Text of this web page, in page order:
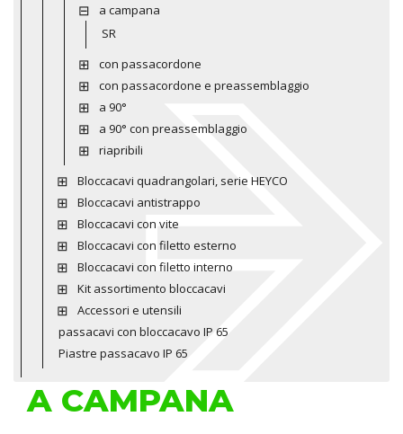
a campana
SR
con passacordone
con passacordone e preassemblaggio
a 90°
a 90° con preassemblaggio
riapribili
Bloccacavi quadrangolari, serie HEYCO
Bloccacavi antistrappo
Bloccacavi con vite
Bloccacavi con filetto esterno
Bloccacavi con filetto interno
Kit assortimento bloccacavi
Accessori e utensili
passacavi con bloccacavo IP 65
Piastre passacavo IP 65
A CAMPANA